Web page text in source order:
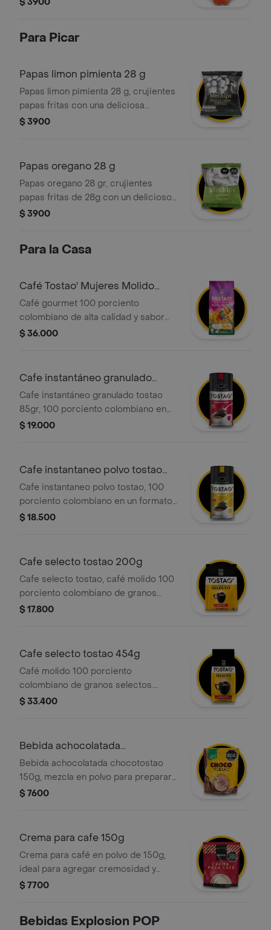
Para Picar
Papas limon pimienta 28 g
Papas limon pimienta 28 g, crujientes
papas fritas con una deliciosa
combinación de sabores a limón y
$ 3900
Papas oregano 28 g
Papas oregano 28 gr, crujientes
papas fritas de 28g con un delicioso
toque de orégano.
$ 3900
Para la Casa
Café Tostao' Mujeres Molido
340g
Café gourmet 100 porciento
colombiano de alta calidad y sabor
superior. Edición especial premium
para disfrutar con exquisitas notas de
vainilla, avellana y naranja dulce.
$ 36.000
Cafe instantáneo granulado
tostao
Cafe instantáneo granulado tostao
85gr, 100 porciento colombiano en
formato granulado. disfruta de una
$ 19.000
Cafe instantaneo polvo tostao
85g
Cafe instantaneo polvo tostao, 100
porciento colombiano en un formato
de polvo fino, ideal para una fácil y
$ 18.500
Cafe selecto tostao 200g
Cafe selecto tostao, café molido 100
porciento colombiano de granos
selectos. paquete de 200g, listo para
$ 17.800
Cafe selecto tostao 454g
Café molido 100 porciento
colombiano de granos selectos.
paquete de 454g, listo para preparar
$ 33.400
Bebida achocolatada
chocotostao 150g
Bebida achocolatada chocotostao
150g, mezcla en polvo para preparar
una deliciosa bebida achocolatada
choco tostao.
$ 7600
Crema para cafe 150g
Crema para café en polvo de 150g,
ideal para agregar cremosidad y
suavizar el sabor de tu café.
$ 7700
Bebidas Explosion POP